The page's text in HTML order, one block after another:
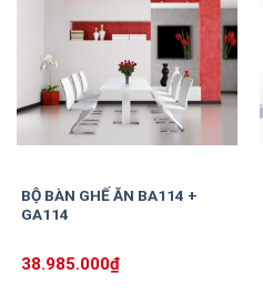
BỘ BÀN GHẾ ĂN BA114 +
GA114
38.985.000₫